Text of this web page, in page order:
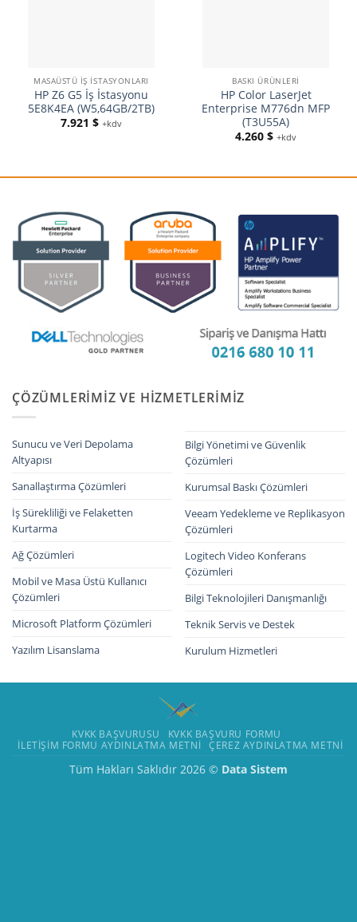
MASAÜSTÜ İŞ İSTASYONLARI
HP Z6 G5 İş İstasyonu
5E8K4EA (W5,64GB/2TB)
7.921 $ +kdv
BASKI ÜRÜNLERI
HP Color LaserJet
Enterprise M776dn MFP
(T3U55A)
4.260 $ +kdv
ÇÖZÜMLERIMIZ VE HIZMETLERIMIZ
Sunucu ve Veri Depolama
Altyapısı
Sanallaştırma Çözümleri
İş Sürekliliği ve Felaketten
Kurtarma
Ağ Çözümleri
Mobil ve Masa Üstü Kullanıcı
Çözümleri
Microsoft Platform Çözümleri
Yazılım Lisanslama
Bilgi Yönetimi ve Güvenlik
Çözümleri
Kurumsal Baskı Çözümleri
Veeam Yedekleme ve Replikasyon
Çözümleri
Logitech Video Konferans
Çözümleri
Bilgi Teknolojileri Danışmanlığı
Teknik Servis ve Destek
Kurulum Hizmetleri
KVKK BAŞVURUSU
KVKK BAŞVURU FORMU
İLETIŞIM FORMU AYDINLATMA METNI ÇEREZ AYDINLATMA METNI
Tüm Hakları Saklıdır 2026 © Data Sistem